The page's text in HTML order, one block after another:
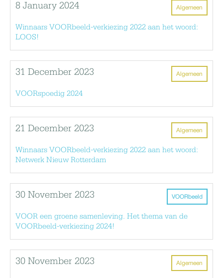
Algemeen
8 January 2024
Winnaars VOORbeeld-verkiezing 2022 aan het woord:
LOOS!
Algemeen
31 December 2023
VOORspoedig 2024
Algemeen
21 December 2023
Winnaars VOORbeeld-verkiezing 2022 aan het woord:
Netwerk Nieuw Rotterdam
VOORbeeld
30 November 2023
VOOR een groene samenleving. Het thema van de
VOORbeeld-verkiezing 2024!
Algemeen
30 November 2023